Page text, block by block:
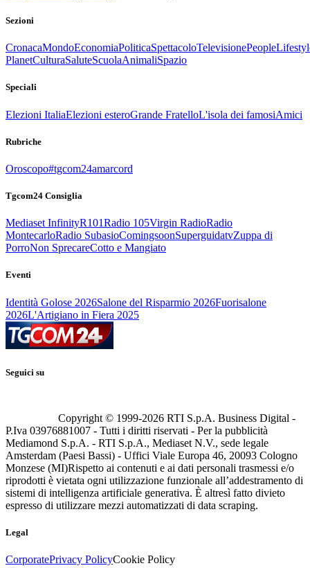
Sezioni
CronacaMondoEconomiaPoliticaSpettacoloTelevisionePeople
PlanetCulturaSaluteScuolaAnimaliSpazio
Speciali
Elezioni ItaliaElezioni esteroGrande FratelloL'isola dei famosiAmici
Rubriche
Oroscopo#tgcom24amarcord
Tgcom24 Consiglia
Mediaset InfinityR101Radio 105Virgin RadioRadio
MontecarloRadio SubasioComingsoonSuperguidatvZuppa di
PorroNon SprecareCotto e Mangiato
Eventi
Identità Golose 2026Salone del Risparmio 2026Fuorisalone
2026L'Artigiano in Fiera 2025
Seguici su
Copyright © 1999-2026 RTI S.p.A. Business Digital -
P.Iva 03976881007 - Tutti i diritti riservati - Per la pubblicità
Mediamond S.p.A. - RTI S.p.A., Mediaset N.V., sede legale
Amsterdam (Paesi Bassi) - Uffici Viale Europa 46, 20093 Cologno
Monzese (MI)Rispetto ai contenuti e ai dati personali trasmessi e/o
riprodotti è vietata ogni utilizzazione funzionale all’addestramento di
sistemi di intelligenza artificiale generativa. È altresì fatto divieto
espresso di utilizzare mezzi automatizzati di data scraping.
Legal
CorporatePrivacy PolicyCookie Policy